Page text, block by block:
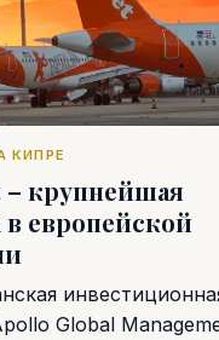
КИПРЕ
– крупнейшая
в европейской
Global